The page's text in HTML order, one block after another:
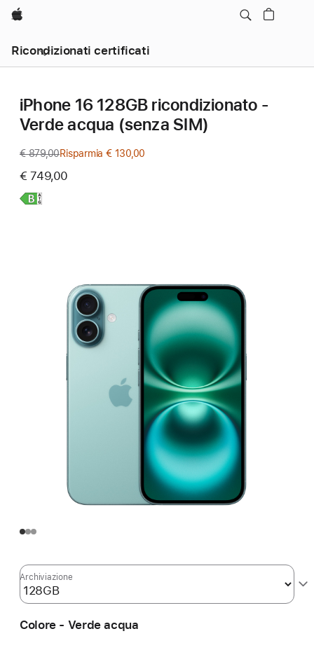
Apple
Ricondizionati certificati
iPhone 16 128GB ricondizionato -
Verde acqua (senza SIM)
€ 879,00Prezzo
Risparmia € 130,00
€ 749,00
Scopri
Archiviazione
Colore - Verde acqua